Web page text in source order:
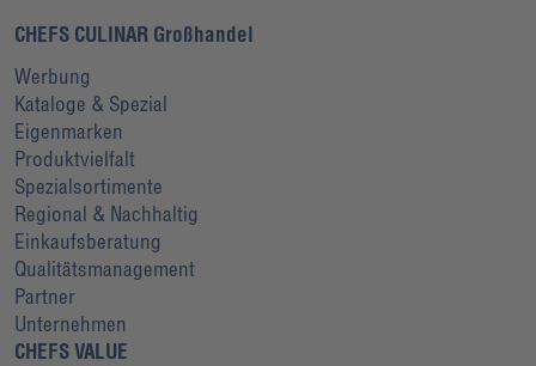
CHEFS CULINAR Großhandel
Werbung
Kataloge & Spezial
Eigenmarken
Produktvielfalt
Spezialsortimente
Regional & Nachhaltig
Einkaufsberatung
Qualitätsmanagement
Partner
Unternehmen
CHEFS VALUE